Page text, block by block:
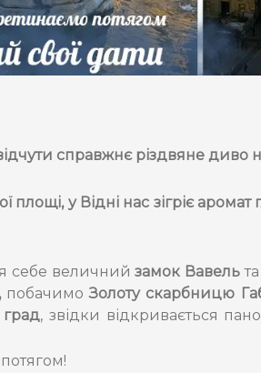
справжнє різдвяне
у Відні нас зігріє аромат
себе величний замок Вавель
побачимоЗолоту скарбницю
, звідки відкривається